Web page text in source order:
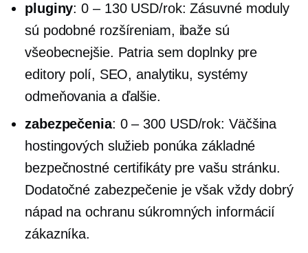
pluginy:0 – 130 USD/rok: Zásuvné moduly
sú podobné rozšíreniam, ibaže sú
všeobecnejšie. Patria sem doplnky pre
editory polí, SEO, analytiku, systémy
odmeňovania a ďalšie.
zabezpečenia: 0 – 300 USD/rok: Väčšina
hostingových služieb ponúka základné
bezpečnostné certifikáty pre vašu stránku.
Dodatočné zabezpečenie je však vždy dobrý
nápad na ochranu súkromných informácií
zákazníka.